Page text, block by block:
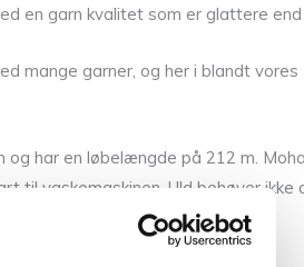
en garn kvalitet som er glattere end
mange garner, og her i blandt vores
har en løbelængde på 212 m.
til vaskemaskinen. Uld behøver